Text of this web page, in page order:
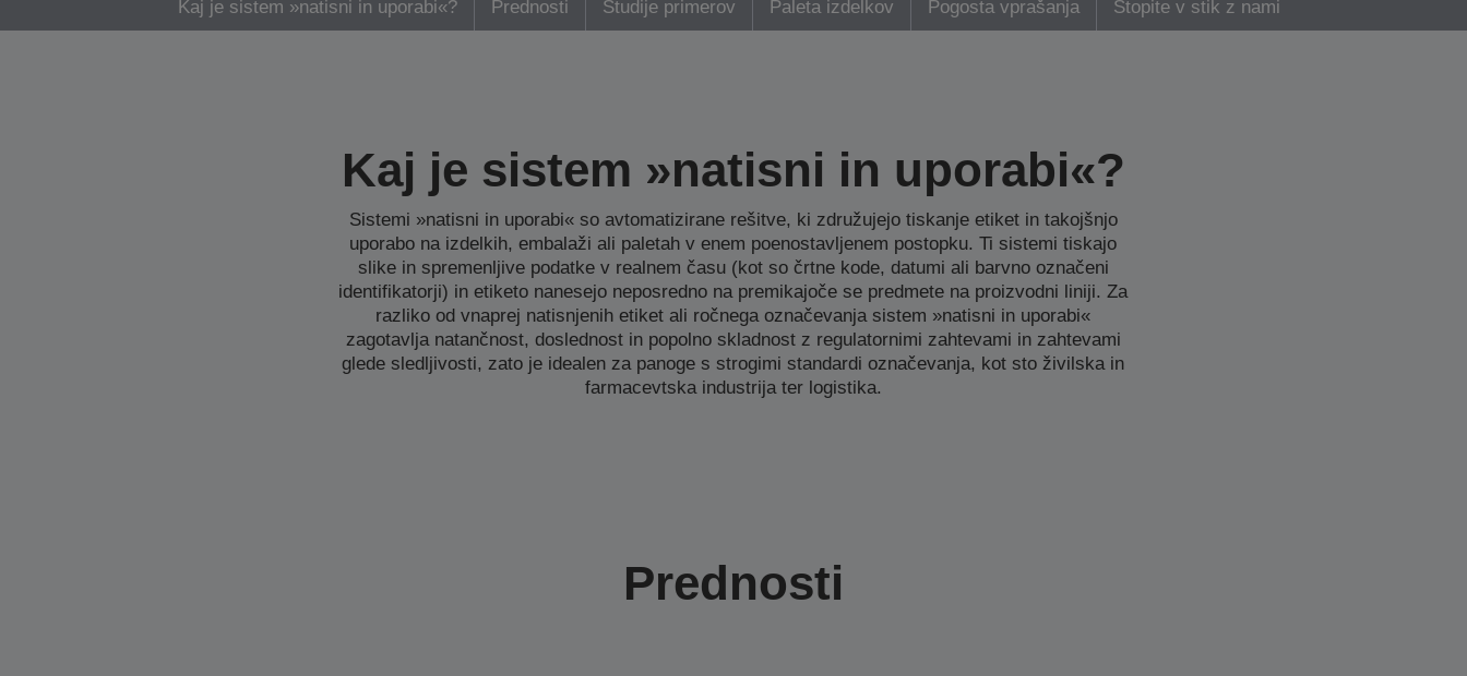
Kaj je sistem »natisni in uporabi«? Prednosti Študije primerov Paleta izdelkov Pogosta vprašanja Stopite v stik z nami
Kaj je sistem »natisni in uporabi«?
Sistemi »natisni in uporabi« so avtomatizirane rešitve, ki združujejo tiskanje etiket in takojšnjo
uporabo na izdelkih, embalaži ali paletah v enem poenostavljenem postopku. Ti sistemi tiskajo
slike in spremenljive podatke v realnem času (kot so črtne kode, datumi ali barvno označeni
identifikatorji) in etiketo nanesejo neposredno na premikajoče se predmete na proizvodni liniji. Za
razliko od vnaprej natisnjenih etiket ali ročnega označevanja sistem »natisni in uporabi«
zagotavlja natančnost, doslednost in popolno skladnost z regulatornimi zahtevami in zahtevami
glede sledljivosti, zato je idealen za panoge s strogimi standardi označevanja, kot sto živilska in
farmacevtska industrija ter logistika.
Prednosti